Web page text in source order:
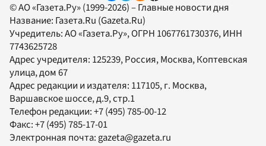
© АО «Газета.Ру» (1999-2026) – Главные новости дня
Название: Газета.Ru (Gazeta.Ru)
Учредитель:АО «Газета.Ру», ОГРН 1067761730376, ИНН
7743625728
Адрес учредителя: 125239, Россия, Москва, Коптевская
улица, дом 67
Адрес редакции и издателя: 117105, г. Москва,
Варшавское шоссе, д.9, стр.1
Телефон редакции:+7 (495) 785-00-12
Факс:+7 (495) 785-17-01
Электронная почта:gazeta@gazeta.ru